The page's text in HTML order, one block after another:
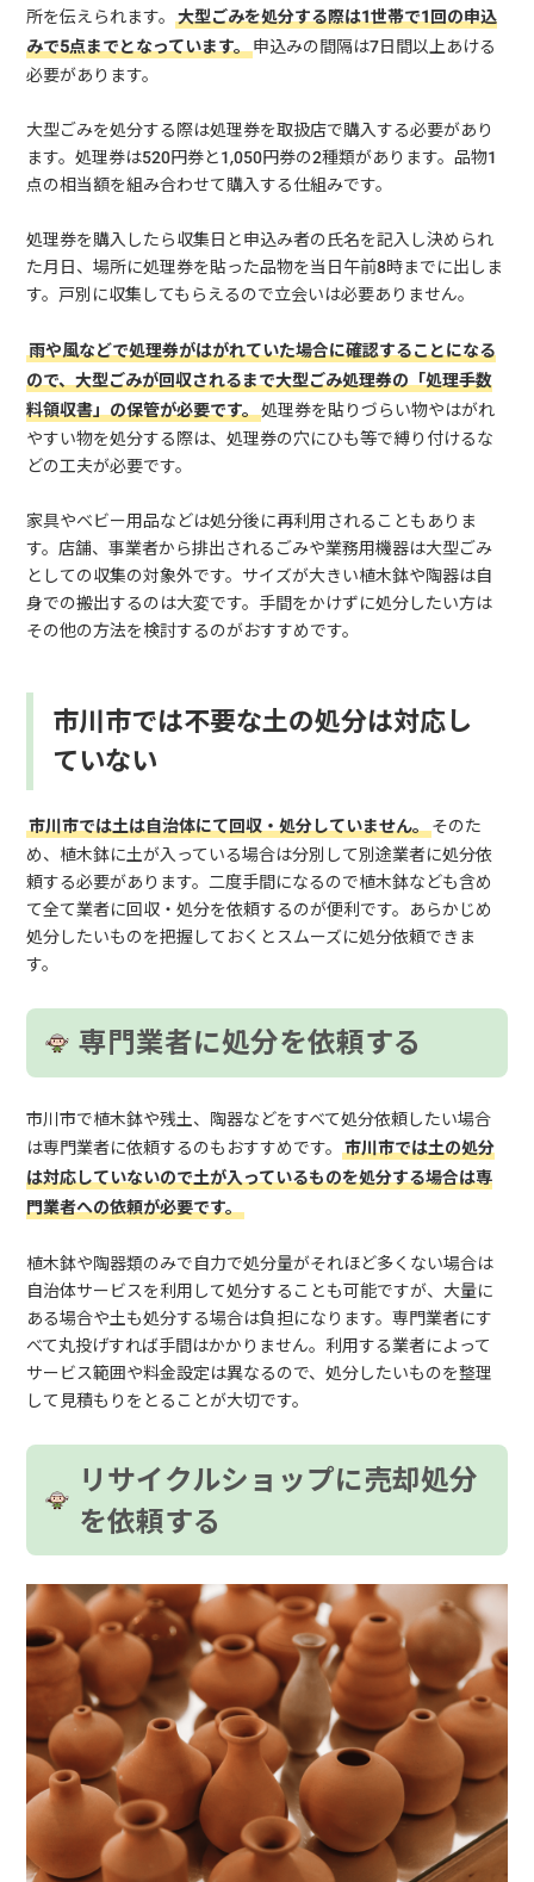
所を伝えられます。大型ごみを処分する際は1世帯で1回の申込
みで5点までとなっています。申込みの間隔は7日間以上あける
必要があります。
大型ごみを処分する際は処理券を取扱店で購入する必要があり
ます。処理券は520円券と1,050円券の2種類があります。品物1
点の相当額を組み合わせて購入する仕組みです。
処理券を購入したら収集日と申込み者の氏名を記入し決められ
た月日、場所に処理券を貼った品物を当日午前8時までに出しま
す。戸別に収集してもらえるので立会いは必要ありません。
雨や風などで処理券がはがれていた場合に確認することになる
ので、大型ごみが回収されるまで大型ごみ処理券の「処理手数
料領収書」の保管が必要です。処理券を貼りづらい物やはがれ
やすい物を処分する際は、処理券の穴にひも等で縛り付けるな
どの工夫が必要です。
家具やベビー用品などは処分後に再利用されることもありま
す。店舗、事業者から排出されるごみや業務用機器は大型ごみ
としての収集の対象外です。サイズが大きい植木鉢や陶器は自
身での搬出するのは大変です。手間をかけずに処分したい方は
その他の方法を検討するのがおすすめです。
市川市では不要な土の処分は対応し
ていない
市川市では土は自治体にて回収・処分していません。そのた
め、植木鉢に土が入っている場合は分別して別途業者に処分依
頼する必要があります。二度手間になるので植木鉢なども含め
て全て業者に回収・処分を依頼するのが便利です。あらかじめ
処分したいものを把握しておくとスムーズに処分依頼できま
す。
専門業者に処分を依頼する
市川市で植木鉢や残土、陶器などをすべて処分依頼したい場合
は専門業者に依頼するのもおすすめです。市川市では土の処分
は対応していないので土が入っているものを処分する場合は専
門業者への依頼が必要です。
植木鉢や陶器類のみで自力で処分量がそれほど多くない場合は
自治体サービスを利用して処分することも可能ですが、大量に
ある場合や土も処分する場合は負担になります。専門業者にす
べて丸投げすれば手間はかかりません。利用する業者によって
サービス範囲や料金設定は異なるので、処分したいものを整理
して見積もりをとることが大切です。
リサイクルショップに売却処分
を依頼する